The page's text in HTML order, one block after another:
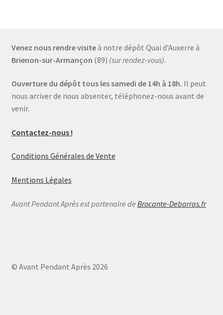
Venez nous rendre visiteà notre dépôt Quai d’Auxerre à
Brienon-sur-Armançon (89) (sur rendez-vous).
Ouverture du dépôt tous les samedi de 14h à 18h. Il peut
nous arriver de nous absenter, téléphonez-nous avant de
venir.
Contactez-nous !
Conditions Générales de Vente
Mentions Légales
Avant Pendant Après est partenaire de Brocante-Debarras.fr
© Avant Pendant Après 2026